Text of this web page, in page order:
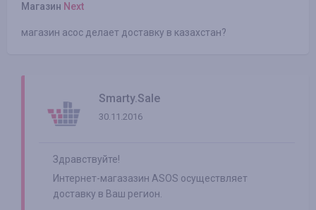
Магазин Next
магазин асос делает доставку в казахстан?
Smarty.Sale
30.11.2016
Здравствуйте!
Интернет-магазазин ASOS осуществляет
доставку в Ваш регион.